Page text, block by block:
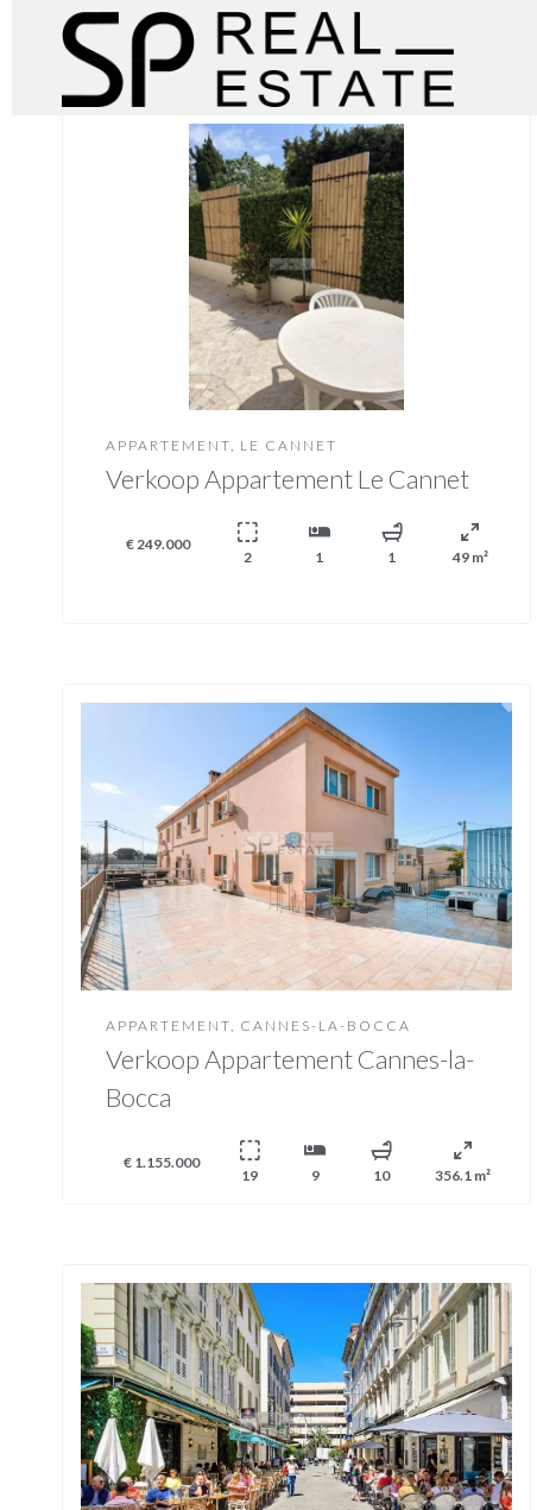
APPARTEMENT, LE CANNET
Verkoop Appartement Le Cannet
€ 249.000
2 1 1 49 m²
APPARTEMENT, CANNES-LA-BOCCA
Verkoop Appartement Cannes-la-
Bocca
€ 1.155.000
19 9 10 356.1 m²